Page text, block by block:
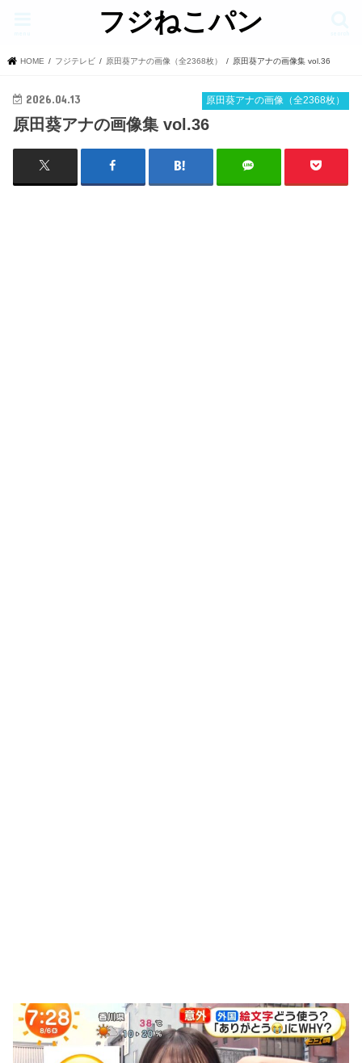
フジねこパン
HOME フジテレビ 原田葵アナの画像（全2368枚） 原田葵アナの画像集 vol.36
原田葵アナの画像（全2368枚）
2026.04.13
原田葵アナの画像集 vol.36